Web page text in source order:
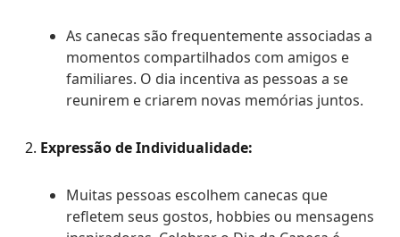
As canecas são frequentemente associadas a
momentos compartilhados com amigos e
familiares. O dia incentiva as pessoas a se
reunirem e criarem novas memórias juntos.
Expressão de Individualidade:
Muitas pessoas escolhem canecas que
refletem seus gostos, hobbies ou mensagens